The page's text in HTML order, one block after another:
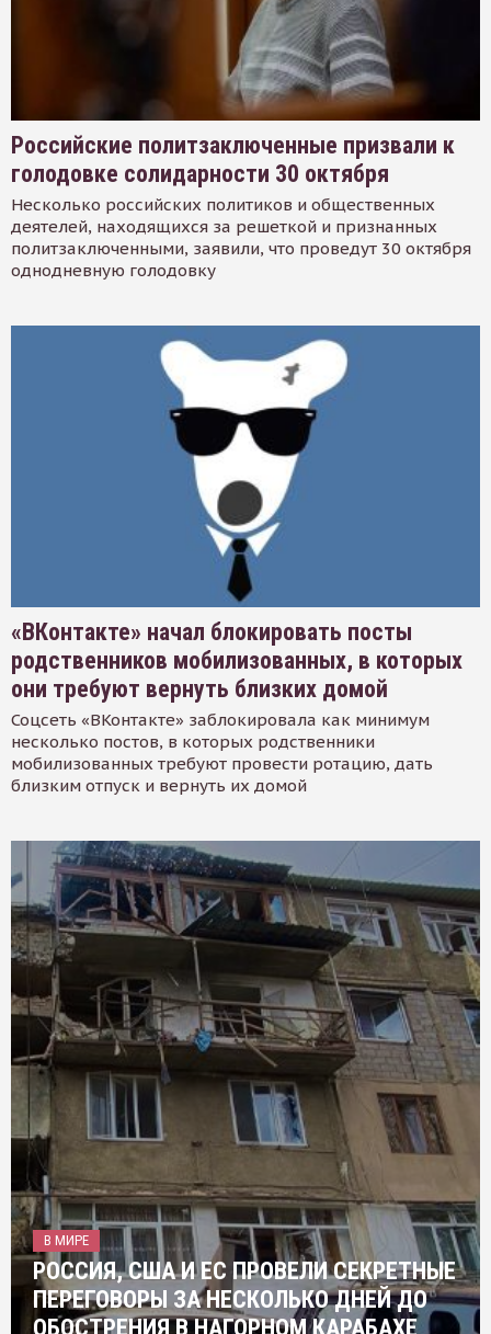
Российские политзаключенные призвали к
голодовке солидарности 30 октября
Несколько российских политиков и общественных
деятелей, находящихся за решеткой и признанных
политзаключенными, заявили, что проведут 30 октября
однодневную голодовку
«ВКонтакте» начал блокировать посты
родственников мобилизованных, в которых
они требуют вернуть близких домой
Соцсеть «ВКонтакте» заблокировала как минимум
несколько постов, в которых родственники
мобилизованных требуют провести ротацию, дать
близким отпуск и вернуть их домой
В МИРЕ
РОССИЯ, США И ЕС ПРОВЕЛИ СЕКРЕТНЫЕ
ПЕРЕГОВОРЫ ЗА НЕСКОЛЬКО ДНЕЙ ДО
ОБОСТРЕНИЯ В НАГОРНОМ КАРАБАХЕ